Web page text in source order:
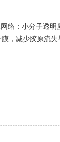
络：小分子透明
，减少胶原流